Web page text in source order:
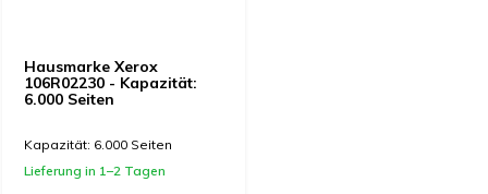
Hausmarke Xerox
106R02230 - Kapazität:
6.000 Seiten
Kapazität: 6.000 Seiten
Lieferung in 1–2 Tagen